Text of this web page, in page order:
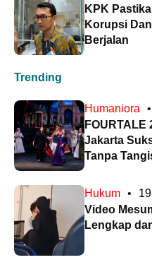
KPK
Korupsi
Berjalan
Trending
Humaniora •
FOURTALE
Jakarta
Tanpa
Hukum •
Video
Lengkap